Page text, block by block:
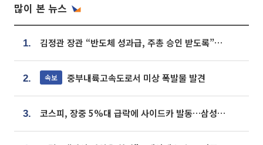
많이 본 뉴스
1. 김정관 장관 “반도체 성과급, 주총 승인 받도록”…상법·자본시장법 개정 시사
2. 속보 중부내륙고속도로서 미상 폭발물 발견
3. 코스피, 장중 5%대 급락에 사이드카 발동…삼성·SK 동반 폭락